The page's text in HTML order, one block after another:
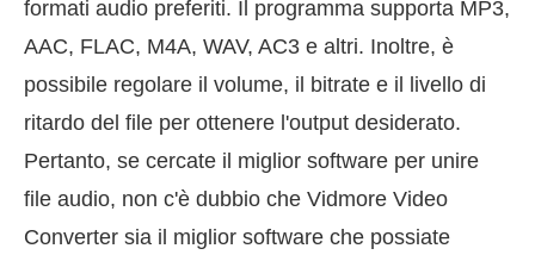
formati audio preferiti. Il programma supporta MP3,
AAC, FLAC, M4A, WAV, AC3 e altri. Inoltre, è
possibile regolare il volume, il bitrate e il livello di
ritardo del file per ottenere l'output desiderato.
Pertanto, se cercate il miglior software per unire
file audio, non c'è dubbio che Vidmore Video
Converter sia il miglior software che possiate